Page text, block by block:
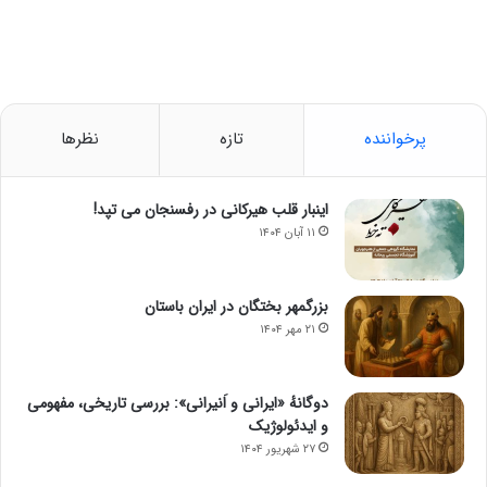
پرخواننده تازه نظرها
اینبار قلب هیرکانی در رفسنجان می تپد!
۱۱ آبان ۱۴۰۴
بزرگمهر بختگان در ایران باستان
۲۱ مهر ۱۴۰۴
دوگانهٔ «ایرانی و اَنیرانی»: بررسی تاریخی، مفهومی
و ایدئولوژیک
۲۷ شهریور ۱۴۰۴